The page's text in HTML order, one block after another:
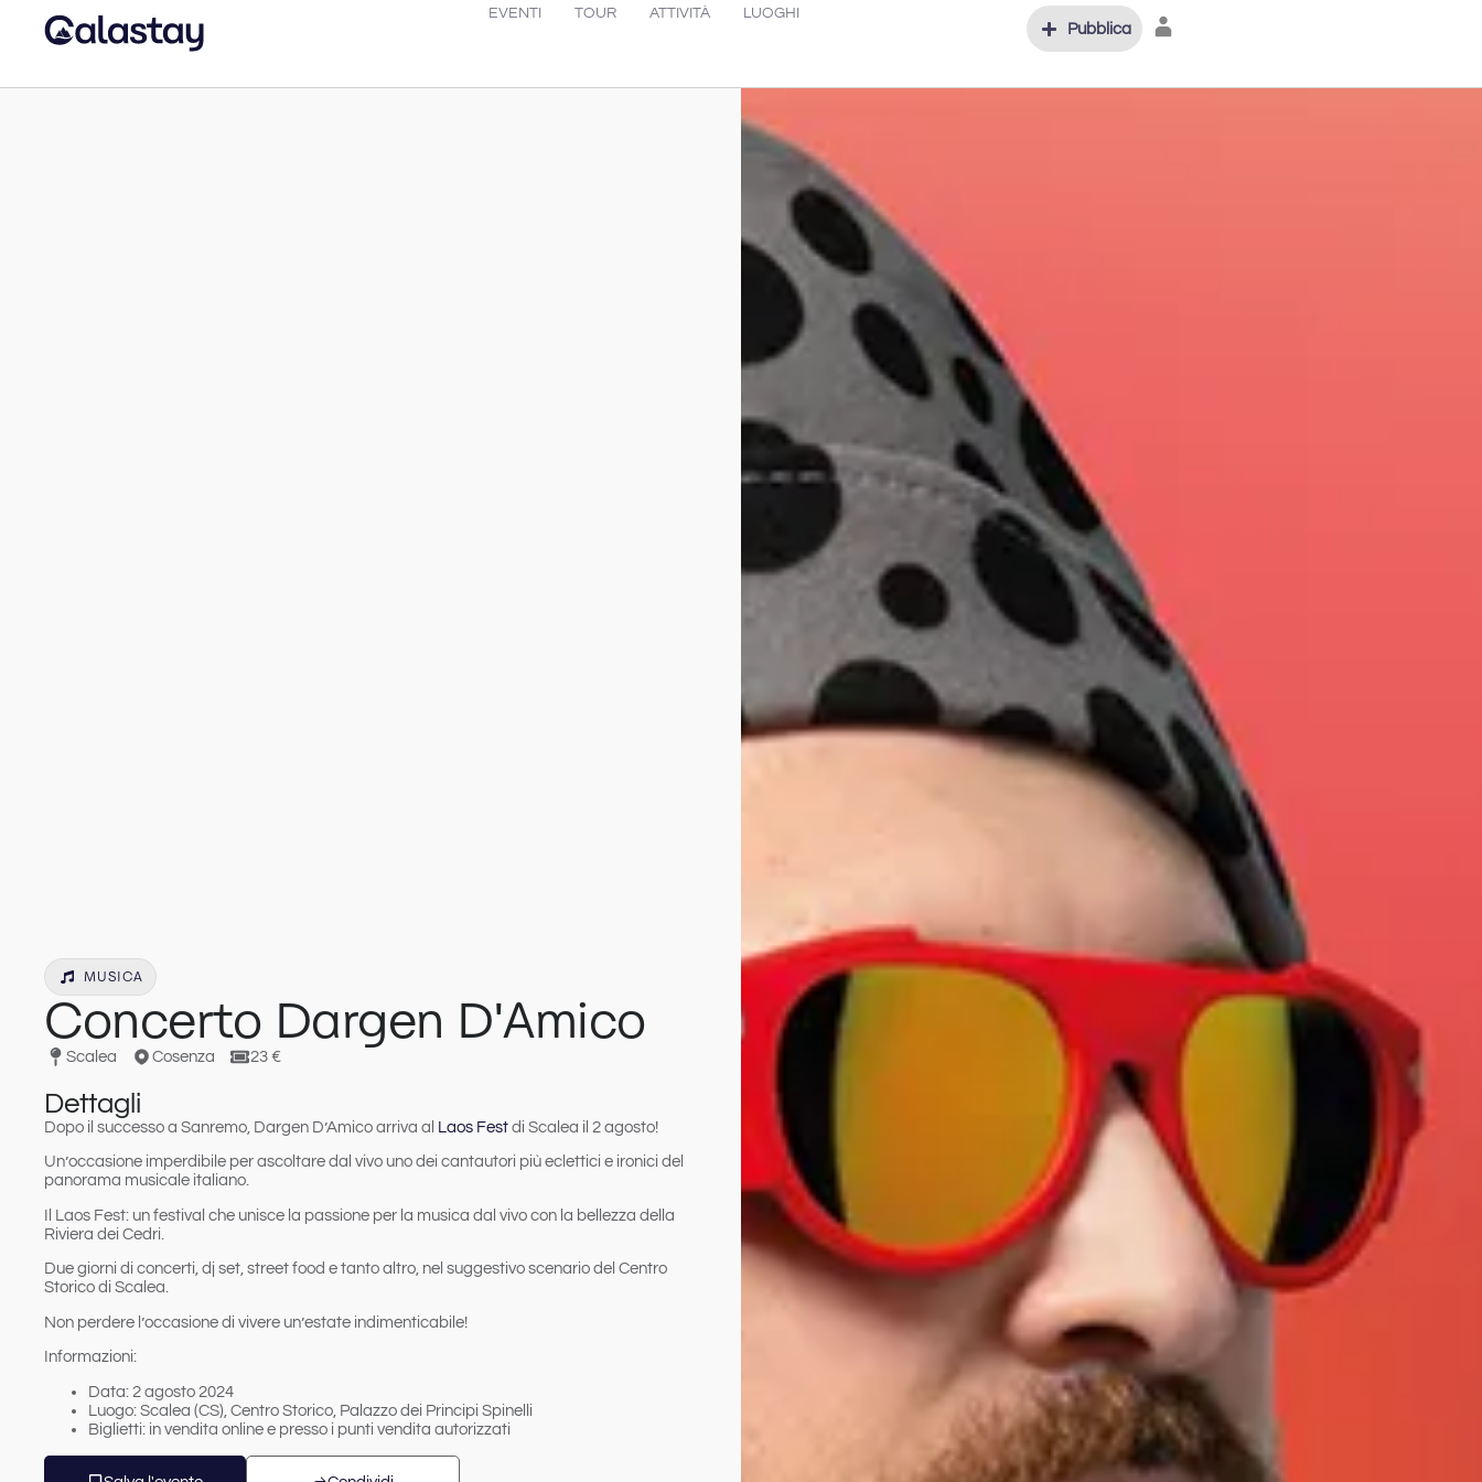
EVENTI TOUR ATTIVITÀ LUOGHI
Pubblica
MUSICA
Concerto Dargen D'Amico
Scalea Cosenza 23 €
Dettagli
Dopo il successo a Sanremo, Dargen D’Amico arriva al Laos Fest di Scalea il 2 agosto!
Un’occasione imperdibile per ascoltare dal vivo uno dei cantautori più eclettici e ironici del
panorama musicale italiano.
Il Laos Fest: un festival che unisce la passione per la musica dal vivo con la bellezza della
Riviera dei Cedri.
Due giorni di concerti, dj set, street food e tanto altro, nel suggestivo scenario del Centro
Storico di Scalea.
Non perdere l’occasione di vivere un’estate indimenticabile!
Informazioni:
Data: 2 agosto 2024
Luogo: Scalea (CS), Centro Storico, Palazzo dei Principi Spinelli
Biglietti: in vendita online e presso i punti vendita autorizzati